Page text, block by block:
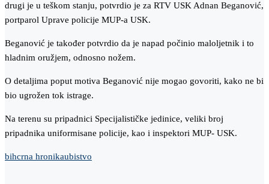
drugi je u teškom stanju, potvrdio je za RTV USK Adnan Beganović,
portparol Uprave policije MUP-a USK.
Beganović je također potvrdio da je napad počinio maloljetnik i to
hladnim oružjem, odnosno nožem.
O detaljima poput motiva Beganović nije mogao govoriti, kako ne bi
bio ugrožen tok istrage.
Na terenu su pripadnici Specijalističke jedinice, veliki broj
pripadnika uniformisane policije, kao i inspektori MUP- USK.
bihcrna hronikaubistvo